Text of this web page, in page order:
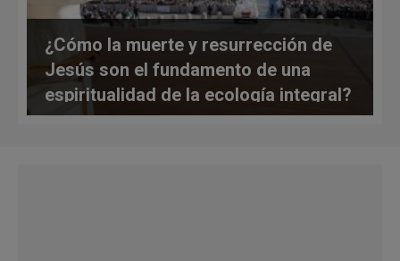
¿Cómo la muerte y resurrección de
Jesús son el fundamento de una
espiritualidad de la ecología integral?
Papa León contesta